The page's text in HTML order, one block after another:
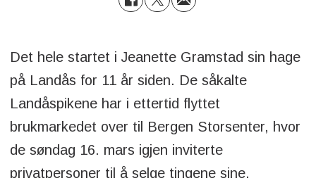
Det hele startet i Jeanette Gramstad sin hage
på Landås for 11 år siden. De såkalte
Landåspikene har i ettertid flyttet
brukmarkedet over til Bergen Storsenter, hvor
de søndag 16. mars igjen inviterte
privatpersoner til å selge tingene sine.